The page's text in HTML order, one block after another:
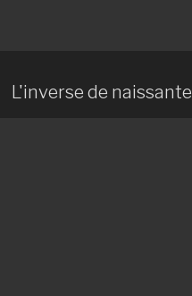
L'inverse de naissante